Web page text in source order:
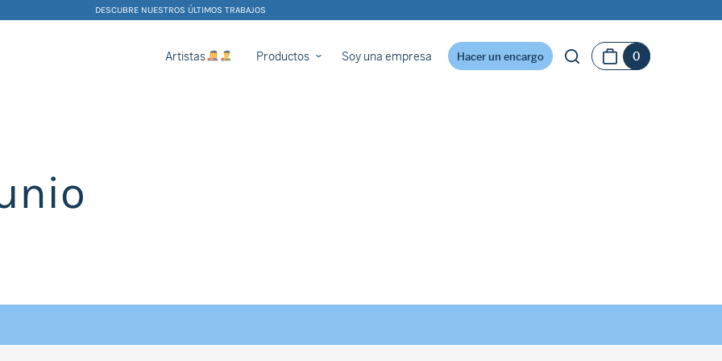
DESCUBRE NUESTROS ÚLTIMOS TRABAJOS
Artistas Productos Soy una empresa Hacer un encargo 0